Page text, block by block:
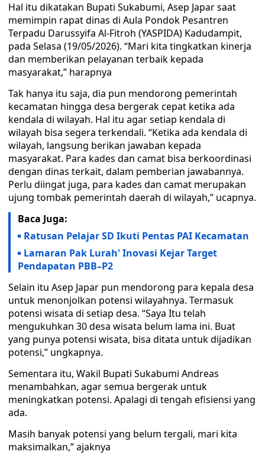
Hal itu dikatakan Bupati Sukabumi, Asep Japar saat
memimpin rapat dinas di Aula Pondok Pesantren
Terpadu Darussyifa Al-Fitroh (YASPIDA) Kadudampit,
pada Selasa (19/05/2026). “Mari kita tingkatkan kinerja
dan memberikan pelayanan terbaik kepada
masyarakat,” harapnya
Tak hanya itu saja, dia pun mendorong pemerintah
kecamatan hingga desa bergerak cepat ketika ada
kendala di wilayah. Hal itu agar setiap kendala di
wilayah bisa segera terkendali. “Ketika ada kendala di
wilayah, langsung berikan jawaban kepada
masyarakat. Para kades dan camat bisa berkoordinasi
dengan dinas terkait, dalam pemberian jawabannya.
Perlu diingat juga, para kades dan camat merupakan
ujung tombak pemerintah daerah di wilayah,” ucapnya.
Baca Juga:
Ratusan Pelajar SD Ikuti Pentas PAI Kecamatan
Lamaran Pak Lurah' Inovasi Kejar Target
Pendapatan PBB–P2
Selain itu Asep Japar pun mendorong para kepala desa
untuk menonjolkan potensi wilayahnya. Termasuk
potensi wisata di setiap desa. “Saya Itu telah
mengukuhkan 30 desa wisata belum lama ini. Buat
yang punya potensi wisata, bisa ditata untuk dijadikan
potensi,” ungkapnya.
Sementara itu, Wakil Bupati Sukabumi Andreas
menambahkan, agar semua bergerak untuk
meningkatkan potensi. Apalagi di tengah efisiensi yang
ada.
Masih banyak potensi yang belum tergali, mari kita
maksimalkan,” ajaknya